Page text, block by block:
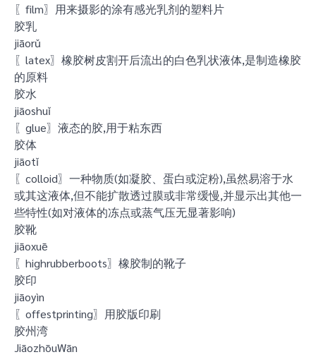
〖film〗用来摄影的涂有感光乳剂的塑料片
胶乳
jiāorǔ
〖latex〗橡胶树皮割开后流出的白色乳状液体,是制造橡胶
的原料
胶水
jiāoshuǐ
〖glue〗液态的胶,用于粘东西
胶体
jiāotǐ
〖colloid〗一种物质(如凝胶、蛋白或淀粉),虽然易溶于水
或其这液体,但不能扩散透过膜或非常缓慢,并显示出其他一
些特性(如对液体的冻点或蒸气压无显著影响)
胶靴
jiāoxuē
〖highrubberboots〗橡胶制的靴子
胶印
jiāoyìn
〖offestprinting〗用胶版印刷
胶州湾
JiāozhōuWān